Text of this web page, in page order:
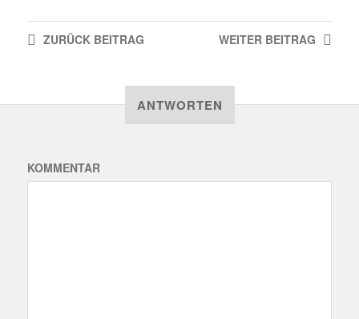
WEITER BEITRAG
ZURÜCKBEITRAG
ANTWORTEN
KOMMENTAR